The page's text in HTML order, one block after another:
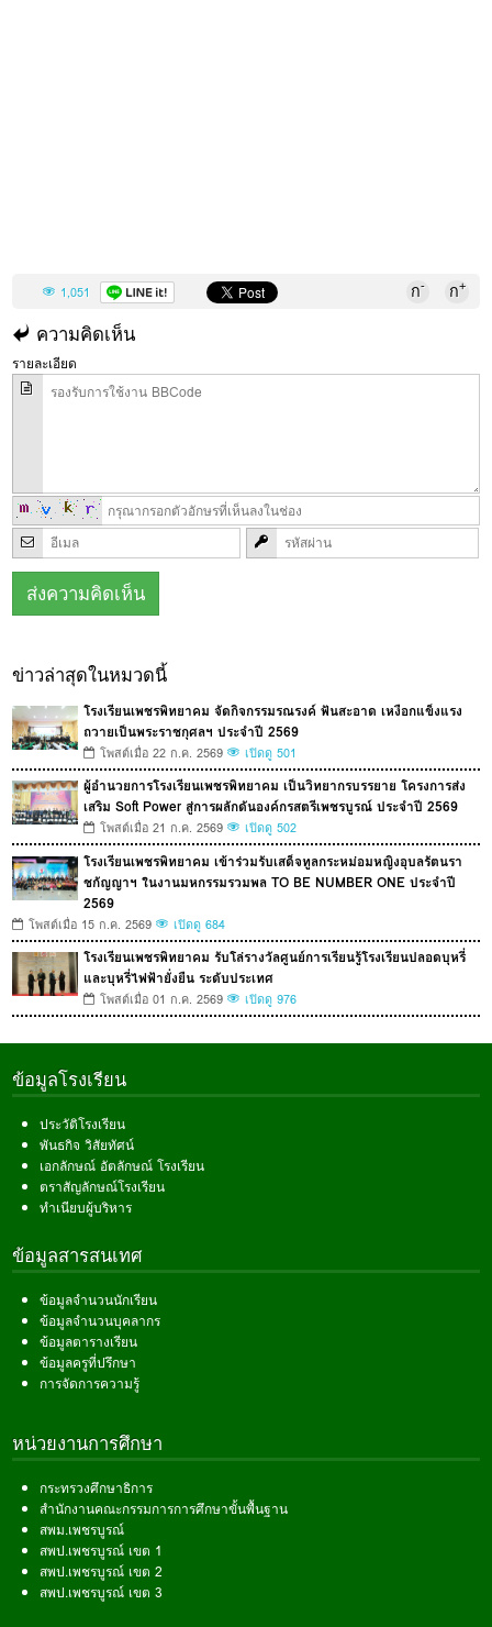
1,051 ก- ก+
ความคิดเห็น
รายละเอียด
ข่าวล่าสุดในหมวดนี้
โรงเรียนเพชรพิทยาคม จัดกิจกรรมรณรงค์ ฟันสะอาด เหงือกแข็งแรง
ถวายเป็นพระราชกุศลฯ ประจำปี 2569
โพสต์เมื่อ 22 ก.ค. 2569 เปิดดู 501
ผู้อำนวยการโรงเรียนเพชรพิทยาคม เป็นวิทยากรบรรยาย โครงการส่ง
เสริม Soft Power สู่การผลักดันองค์กรสตรีเพชรบูรณ์ ประจำปี 2569
โพสต์เมื่อ 21 ก.ค. 2569 เปิดดู 502
โรงเรียนเพชรพิทยาคม เข้าร่วมรับเสด็จทูลกระหม่อมหญิงอุบลรัตนรา
ชกัญญาฯ ในงานมหกรรมรวมพล TO BE NUMBER ONE ประจำปี
2569
โพสต์เมื่อ 15 ก.ค. 2569 เปิดดู 684
โรงเรียนเพชรพิทยาคม รับโล่รางวัลศูนย์การเรียนรู้โรงเรียนปลอดบุหรี่
และบุหรี่ไฟฟ้ายั่งยืน ระดับประเทศ
โพสต์เมื่อ 01 ก.ค. 2569 เปิดดู 976
ข้อมูลโรงเรียน
ประวัติโรงเรียน
พันธกิจ วิสัยทัศน์
เอกลักษณ์ อัตลักษณ์ โรงเรียน
ตราสัญลักษณ์โรงเรียน
ทำเนียบผู้บริหาร
ข้อมูลสารสนเทศ
ข้อมูลจำนวนนักเรียน
ข้อมูลจำนวนบุคลากร
ข้อมูลตารางเรียน
ข้อมูลครูที่ปรึกษา
การจัดการความรู้
หน่วยงานการศึกษา
กระทรวงศึกษาธิการ
สำนักงานคณะกรรมการการศึกษาขั้นพื้นฐาน
สพม.เพชรบูรณ์
สพป.เพชรบูรณ์ เขต 1
สพป.เพชรบูรณ์ เขต 2
สพป.เพชรบูรณ์ เขต 3